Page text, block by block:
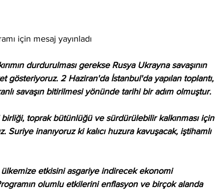
için mesaj yayınladı
durdurulması gerekse Rusya Ukrayna savaşının
gösteriyoruz. 2 Haziran'da İstanbul'da yapılan toplantı,
savaşın bitirilmesi yönünde tarihi bir adım olmuştur.
toprak bütünlüğü ve sürdürülebilir kalkınması için
Suriye inanıyoruz ki kalıcı huzura kavuşacak, iştihamlı
ülkemize etkisini asgariye indirecek ekonomi
olumlu etkilerini enflasyon ve birçok alanda